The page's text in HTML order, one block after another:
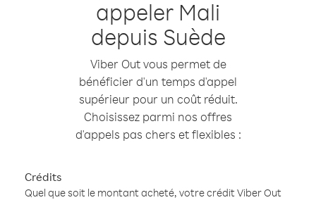
appeler Mali
depuis Suède
Viber Out vous permet de
bénéficier d'un temps d'appel
supérieur pour un coût réduit.
Choisissez parmi nos offres
d'appels pas chers et flexibles :
Crédits
Quel que soit le montant acheté, votre crédit Viber Out